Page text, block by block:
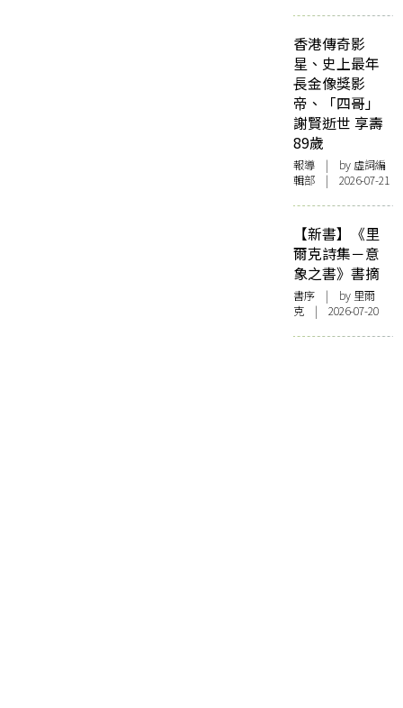
香港傳奇影
星、史上最年
長金像獎影
帝、「四哥」
謝賢逝世 享壽
89歲
報導 | by 虛詞編
輯部 | 2026-07-21
【新書】《里
爾克詩集－意
象之書》書摘
書序 | by 里爾
克 | 2026-07-20